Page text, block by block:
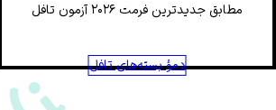
مطابق جدیدترین فرمت ۲۰۲۶ آزمون تافل
دمؤ بسته‌های تافل